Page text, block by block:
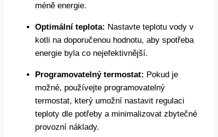
méně energie.
Optimální teplota: Nastavte⁢ teplotu vody v
kotli na doporučenou ​hodnotu, aby spotřeba
energie byla co nejefektivnější.
Programovatelný⁤ termostat: Pokud je⁣
možné, používejte programovatelný
termostat, ⁢který umožní⁤ nastavit regulaci
teploty dle potřeby a minimalizovat zbytečné
provozní náklady.